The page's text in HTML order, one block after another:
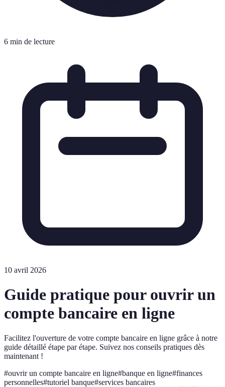
6 min de lecture
10 avril 2026
Guide pratique pour ouvrir un
compte bancaire en ligne
Facilitez l'ouverture de votre compte bancaire en ligne grâce à notre
guide détaillé étape par étape. Suivez nos conseils pratiques dès
maintenant !
#ouvrir un compte bancaire en ligne#banque en ligne#finances
personnelles#tutoriel banque#services bancaires